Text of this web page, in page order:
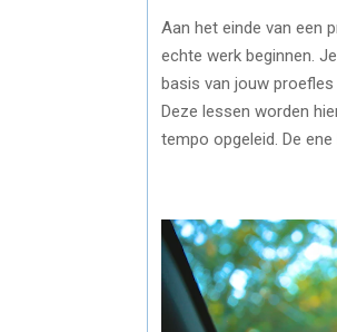
Aan het einde van een
echte werk beginnen.
basis van jouw
Deze lessen worden
tempo opgeleid. De